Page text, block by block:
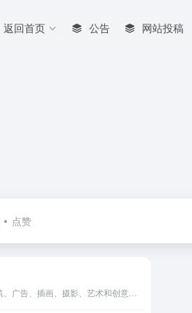
返回首页 公告 网站投稿
点赞